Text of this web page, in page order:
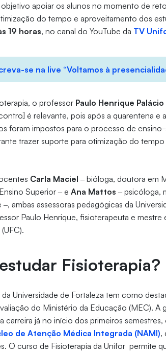
apoiar os alunos no momento de
do tempo e aproveitamento dos
19 horas, no canal do YouTube da TV
se na live “Voltamos à
o professor Paulo Henrique Palácio
é relevante, pois após a quarentena e
foram impostos para o processo de
trazer suporte para otimização do
Carla Maciel ‒ bióloga, doutora em
Superior ‒ eAna Mattos ‒ psicóloga,
ambas assessoras pedagógicas da
Paulo Henrique, fisioterapeuta e mestre
Fisioterapia?
Universidade de Fortaleza tem como
do Ministério da Educação (MEC). A
já no início dos primeiros
de Atenção Médica Integrada (NAMI),
O curso de Fisioterapia da Unifor permite